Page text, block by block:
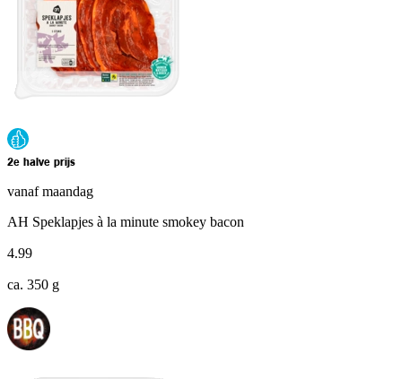
2e halve prijs
vanaf maandag
AH Speklapjes à la minute smokey bacon
4.99
ca. 350 g